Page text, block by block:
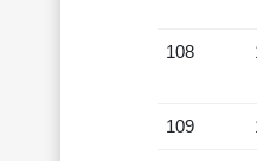
108
109